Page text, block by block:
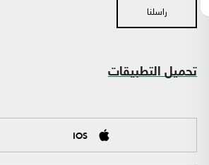
راسلنا
تحميل التطبيقات
IOS